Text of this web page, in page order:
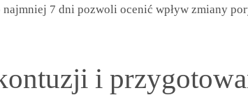
najmniej 7 dni pozwoli ocenić wpływ zmiany
i